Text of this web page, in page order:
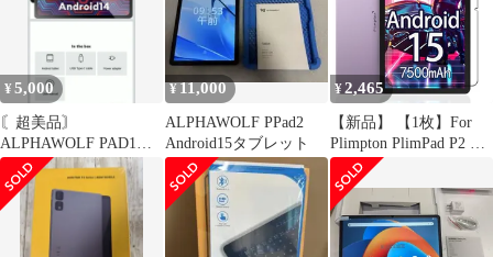
紋防止 高光沢
¥5,000
〘超美品〙
ALPHAWOLF PAD1
Android14
¥11,000
ALPHAWOLF PPad2
Android15タブレット
¥2,465
【新品】 【1枚】For
Plimpton PlimPad P2 用
フィルム For Plimpton
PlimPad P2 用 ガラスフ
ィルム For Plimpton
PlimPad P2 保護フィル
ム 防水 耐油 貼り付け